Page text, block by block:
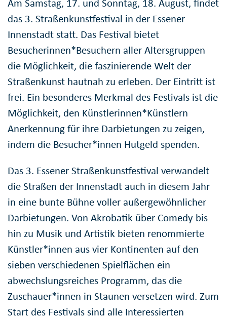
Am Samstag, 17. und Sonntag, 18. August, findet
das 3. Straßenkunstfestival in der Essener
Innenstadt statt. Das Festival bietet
Besucherinnen*Besuchern aller Altersgruppen
die Möglichkeit, die faszinierende Welt der
Straßenkunst hautnah zu erleben. Der Eintritt ist
frei. Ein besonderes Merkmal des Festivals ist die
Möglichkeit, den Künstlerinnen*Künstlern
Anerkennung für ihre Darbietungen zu zeigen,
indem die Besucher*innen Hutgeld spenden.
Das 3. Essener Straßenkunstfestival verwandelt
die Straßen der Innenstadt auch in diesem Jahr
in eine bunte Bühne voller außergewöhnlicher
Darbietungen. Von Akrobatik über Comedy bis
hin zu Musik und Artistik bieten renommierte
Künstler*innen aus vier Kontinenten auf den
sieben verschiedenen Spielflächen ein
abwechslungsreiches Programm, das die
Zuschauer*innen in Staunen versetzen wird. Zum
Start des Festivals sind alle Interessierten